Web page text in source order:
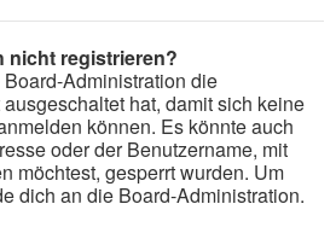
nicht registrieren?
Administration die
hat, damit sich keine
können. Es könnte auch
oder der Benutzername, mit
möchtest, gesperrt wurden. Um
dich an die Board-Administration.